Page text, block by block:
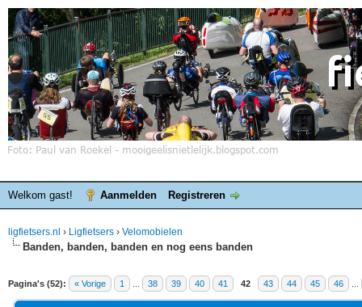
Welkom gast! Aanmelden Registreren
ligfietsers.nl › Ligfietsers › Velomobielen
Banden, banden, banden en nog eens banden
Pagina's (52): « Vorige 1 38 39 40 41 42 43 44 45 46
waardering is 3